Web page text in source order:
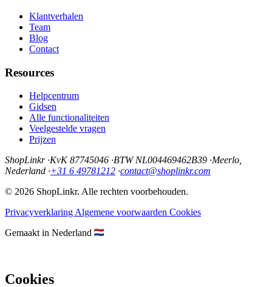
Klantverhalen
Team
Blog
Contact
Resources
Helpcentrum
Gidsen
Alle functionaliteiten
Veelgestelde vragen
Prijzen
ShopLinkr ·KvK 87745046 ·BTW NL004469462B39 ·Meerlo,
Nederland ·+31 6 49781212 ·contact@shoplinkr.com
© 2026 ShopLinkr. Alle rechten voorbehouden.
Privacyverklaring Algemene voorwaarden Cookies
Gemaakt in Nederland
Cookies